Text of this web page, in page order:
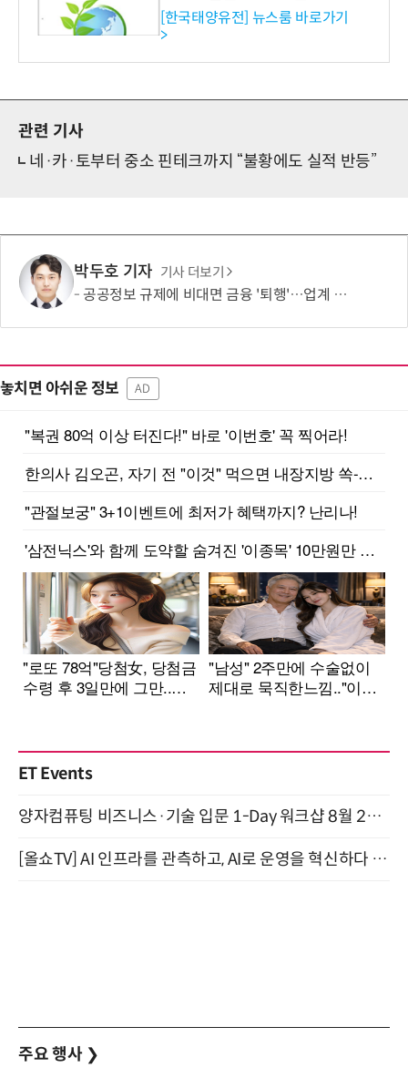
수준 온실가스 감축 추진
[한국태양유전] 뉴스룸 바로가기
>
관련 기사
네·카·토부터 중소 핀테크까지 “불황에도 실적 반등”
박두호 기자 기사 더보기
공공정보 규제에 비대면 금융 '퇴행'…업계 금융위에 대책 요구
놓치면 아쉬운 정보 AD
ET Events
양자컴퓨팅 비즈니스·기술 입문 1-Day 워크샵 8월 28일 개최
[올쇼TV] AI 인프라를 관측하고, AI로 운영을 혁신하다 (8월 11일 생방송)
주요 행사 ❯